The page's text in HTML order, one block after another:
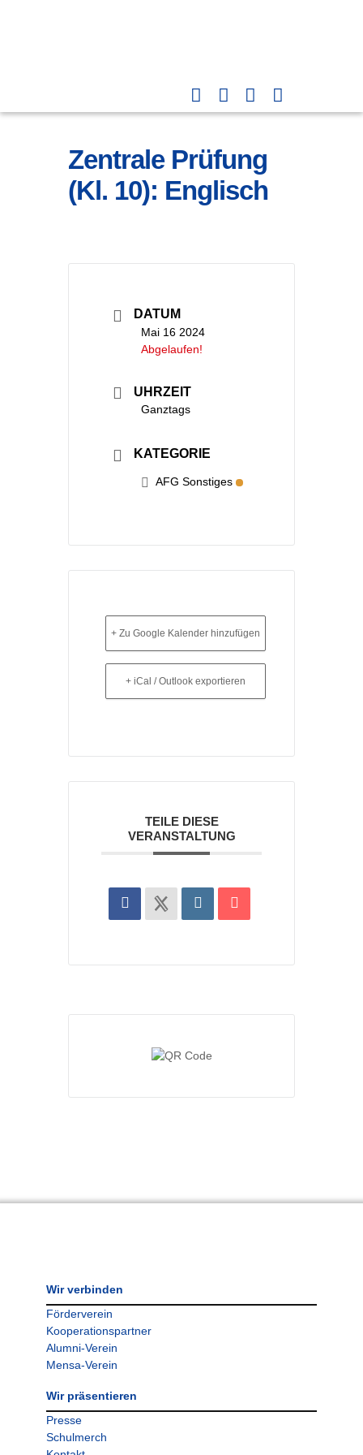
Zentrale Prüfung
(Kl. 10): Englisch
DATUM
Mai 16 2024
Abgelaufen!
UHRZEIT
Ganztags
KATEGORIE
AFG Sonstiges
+ Zu Google Kalender hinzufügen
+ iCal / Outlook exportieren
TEILE DIESE
VERANSTALTUNG
Wir verbinden
Förderverein
Kooperationspartner
Alumni-Verein
Mensa-Verein
Wir präsentieren
Presse
Schulmerch